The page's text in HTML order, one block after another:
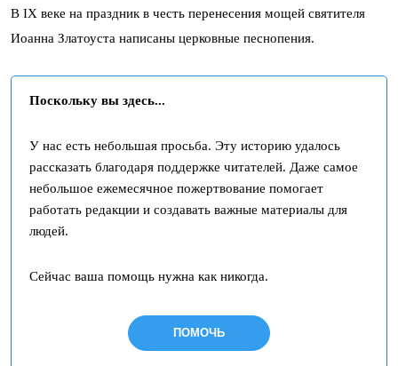
В IХ веке на праздник в честь перенесения мощей святителя
Иоанна Златоуста написаны церковные песнопения.
Поскольку вы здесь...
У нас есть небольшая просьба. Эту историю удалось
рассказать благодаря поддержке читателей. Даже самое
небольшое ежемесячное пожертвование помогает
работать редакции и создавать важные материалы для
людей.
Сейчас ваша помощь нужна как никогда.
ПОМОЧЬ